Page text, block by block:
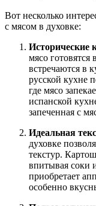
Вот несколько
с мясом в духовке:
Исторические
мясо
встречаются в
русской кухне
где мясо
испанской
запеченная с
Идеальная
духовке
текстур.
впитывая соки
приобретает
особенно